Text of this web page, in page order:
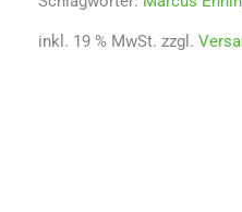
inkl. 19 % MwSt. zzgl.